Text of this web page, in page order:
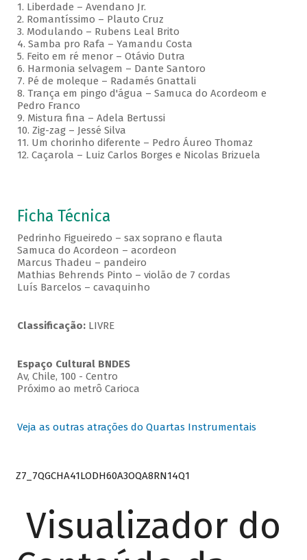
1. Liberdade – Avendano Jr.
2. Romantíssimo – Plauto Cruz
3. Modulando – Rubens Leal Brito
4. Samba pro Rafa – Yamandu Costa
5. Feito em ré menor – Otávio Dutra
6. Harmonia selvagem – Dante Santoro
7. Pé de moleque – Radamés Gnattali
8. Trança em pingo d'água – Samuca do Acordeom e
Pedro Franco
9. Mistura fina – Adela Bertussi
10. Zig-zag – Jessé Silva
11. Um chorinho diferente – Pedro Áureo Thomaz
12. Caçarola – Luiz Carlos Borges e Nicolas Brizuela
Ficha Técnica
Pedrinho Figueiredo – sax soprano e flauta
Samuca do Acordeon – acordeon
Marcus Thadeu – pandeiro
Mathias Behrends Pinto – violão de 7 cordas
Luís Barcelos – cavaquinho
Classificação: LIVRE
Espaço Cultural BNDES
Av, Chile, 100 - Centro
Próximo ao metrô Carioca
Veja as outras atrações do Quartas Instrumentais
Z7_7QGCHA41LODH60A3OQA8RN14Q1
Visualizador do